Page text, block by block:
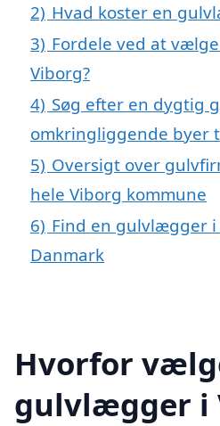
2) Hvad koster en
3) Fordele ved at
Viborg?
4) Søg efter en dygtig
omkringliggende byer
5) Oversigt over
hele Viborg kommune
6) Find en gulvlægger
Danmark
Hvorfor
gulvlægger i